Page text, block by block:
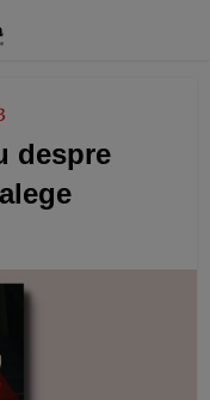
despre